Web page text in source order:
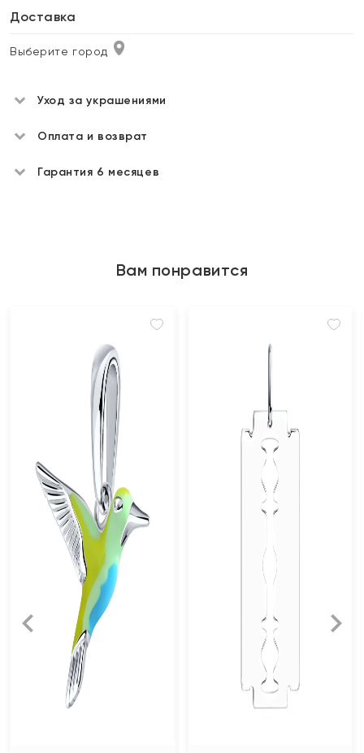
Доставка
Выберите город
Уход за украшениями
Оплата и возврат
Гарантия 6 месяцев
Вам понравится